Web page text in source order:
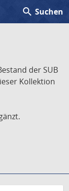
search Suchen
der SUB
Kollektion